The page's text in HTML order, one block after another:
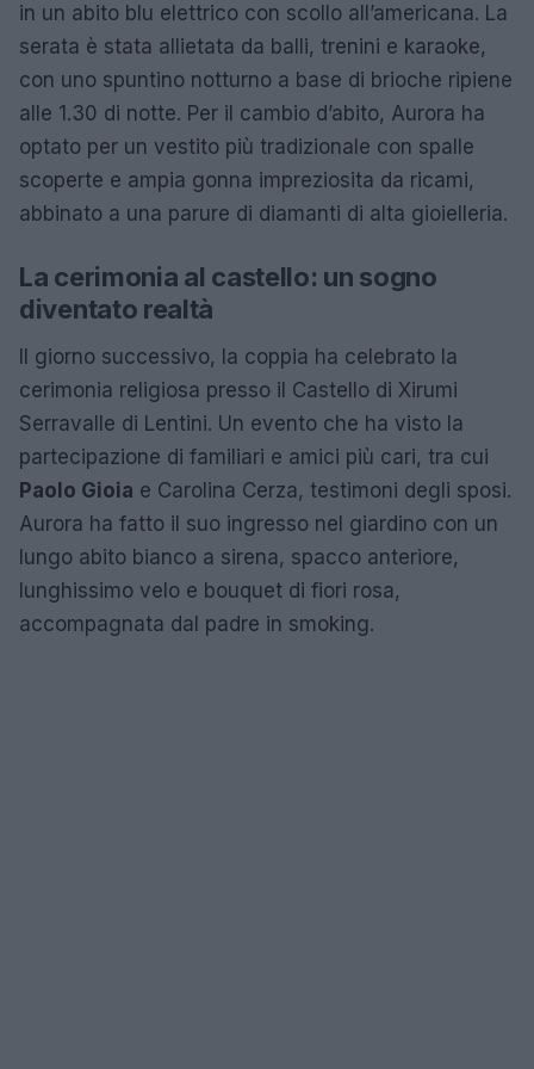
in un abito blu elettrico con scollo all’americana. La
serata è stata allietata da balli, trenini e karaoke,
con uno spuntino notturno a base di brioche ripiene
alle 1.30 di notte. Per il cambio d’abito, Aurora ha
optato per un vestito più tradizionale con spalle
scoperte e ampia gonna impreziosita da ricami,
abbinato a una parure di diamanti di alta gioielleria.
La cerimonia al castello: un sogno
diventato realtà
Il giorno successivo, la coppia ha celebrato la
cerimonia religiosa presso il Castello di Xirumi
Serravalle di Lentini. Un evento che ha visto la
partecipazione di familiari e amici più cari, tra cui
Paolo Gioia e Carolina Cerza, testimoni degli sposi.
Aurora ha fatto il suo ingresso nel giardino con un
lungo abito bianco a sirena, spacco anteriore,
lunghissimo velo e bouquet di fiori rosa,
accompagnata dal padre in smoking.